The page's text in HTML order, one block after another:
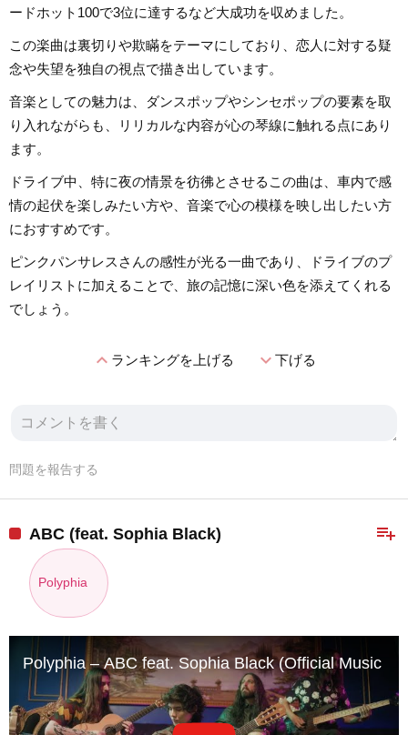
ードホット100で3位に達するなど大成功を収めました。
この楽曲は裏切りや欺瞞をテーマにしており、恋人に対する疑
念や失望を独自の視点で描き出しています。
音楽としての魅力は、ダンスポップやシンセポップの要素を取
り入れながらも、リリカルな内容が心の琴線に触れる点にあり
ます。
ドライブ中、特に夜の情景を彷彿とさせるこの曲は、車内で感
情の起伏を楽しみたい方や、音楽で心の模様を映し出したい方
におすすめです。
ピンクパンサレスさんの感性が光る一曲であり、ドライブのプ
レイリストに加えることで、旅の記憶に深い色を添えてくれる
でしょう。
expand_lessランキングを上げる expand_more下げる
問題を報告する
playlist_add
ABC (feat. Sophia Black)
Polyphia
Polyphia – ABC feat. Sophia Black (Official Music